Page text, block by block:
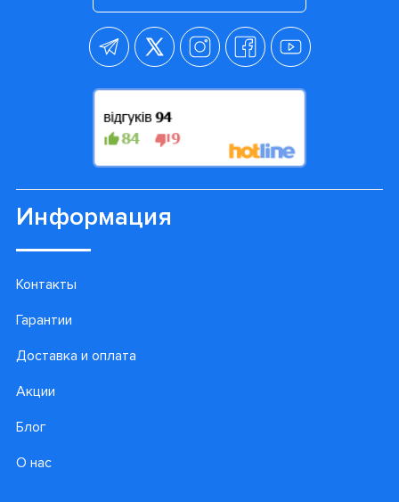
Информация
Контакты
Гарантии
Доставка и оплата
Акции
Блог
О нас